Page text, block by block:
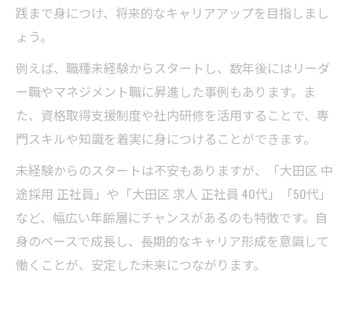
践まで身につけ、将来的なキャリアアップを目指しまし
ょう。
例えば、職種未経験からスタートし、数年後にはリーダ
ー職やマネジメント職に昇進した事例もあります。ま
た、資格取得支援制度や社内研修を活用することで、専
門スキルや知識を着実に身につけることができます。
未経験からのスタートは不安もありますが、「大田区 中
途採用 正社員」や「大田区 求人 正社員 40代」「50代」
など、幅広い年齢層にチャンスがあるのも特徴です。自
身のペースで成長し、長期的なキャリア形成を意識して
働くことが、安定した未来につながります。